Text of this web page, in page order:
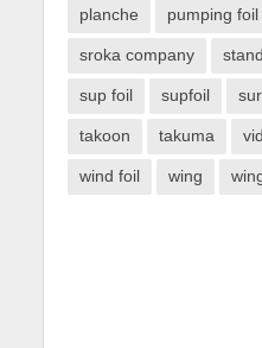
planche pumping foil
sroka company
sup foil supfoil
takoon takuma
wind foil wing